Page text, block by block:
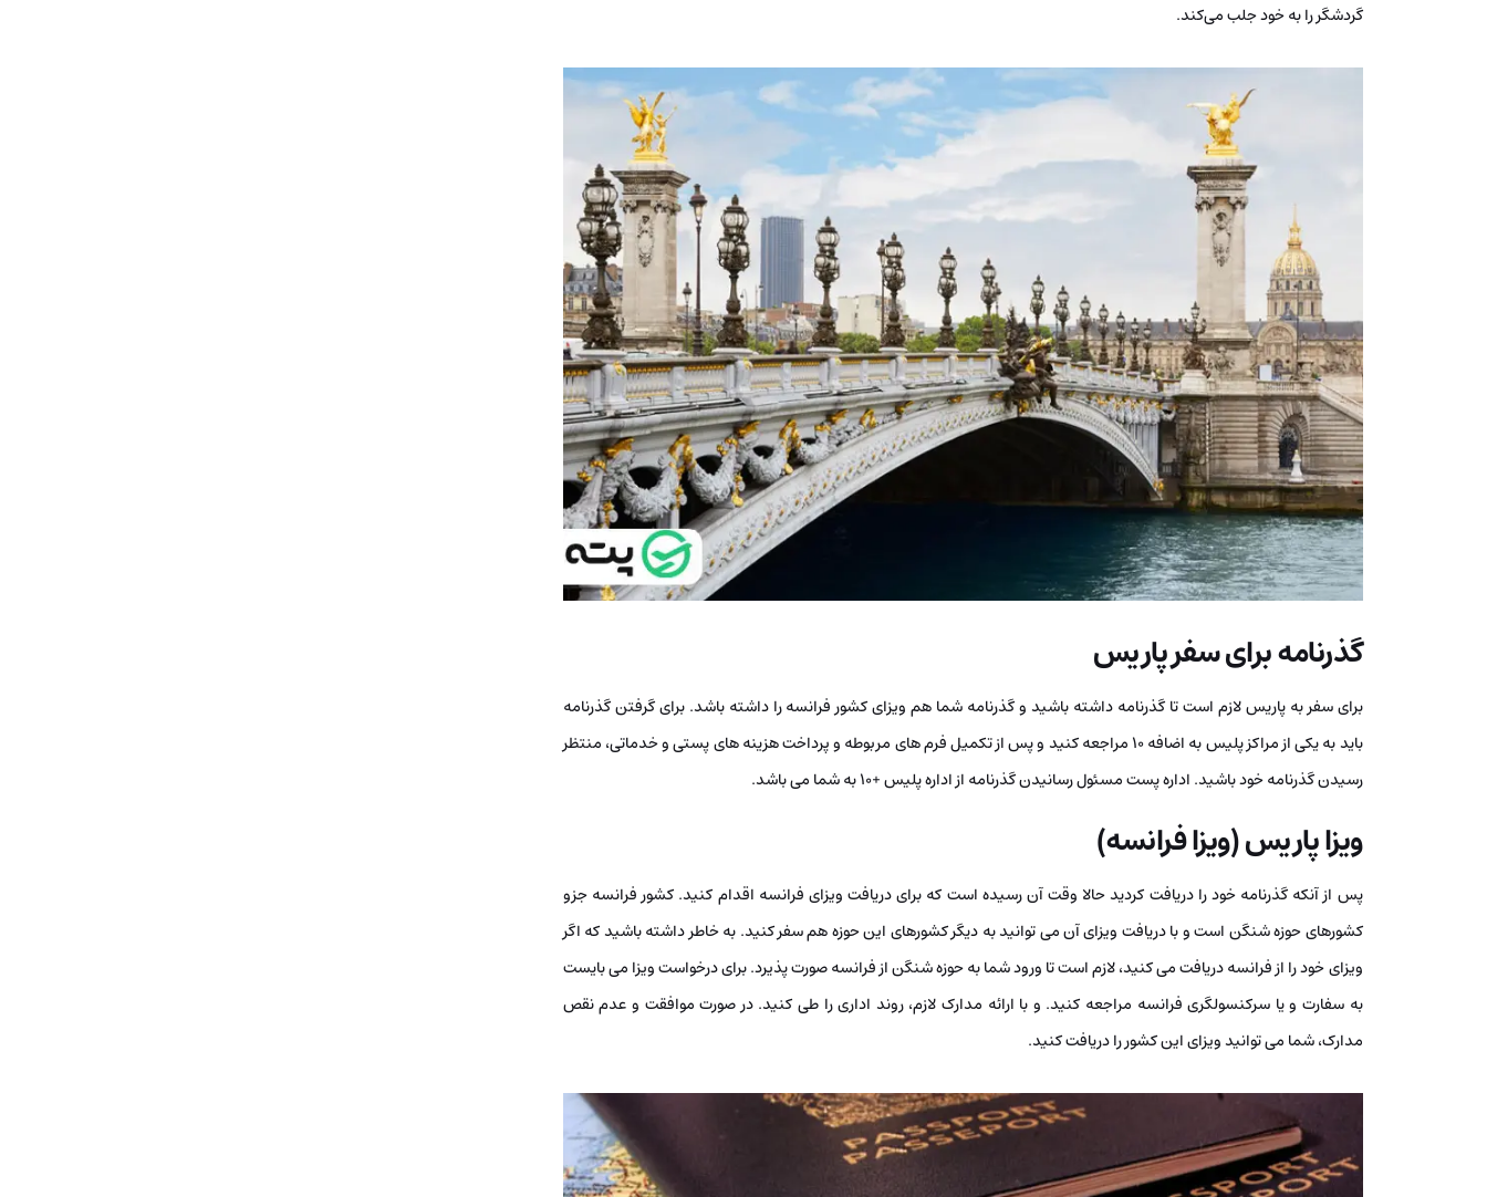
گردشگر را به خود جلب می‌کند.
گذرنامه برای سفر پاریس
برای سفر به پاریس لازم است تا گذرنامه داشته باشید و گذرنامه شما هم ویزای کشور فرانسه را داشته باشد. برای گرفتن گذرنامه
باید به یکی از مراکز پلیس به اضافه 10 مراجعه کنید و پس از تکمیل فرم های مربوطه و پرداخت هزینه های پستی و خدماتی، منتظر
رسیدن گذرنامه خود باشید. اداره پست مسئول رسانیدن گذرنامه از اداره پلیس +10 به شما می باشد.
ویزا پاریس (ویزا فرانسه)
پس از آنکه گذرنامه خود را دریافت کردید حالا وقت آن رسیده است که برای دریافت ویزای فرانسه اقدام کنید. کشور فرانسه جزو
کشورهای حوزه شنگن است و با دریافت ویزای آن می توانید به دیگر کشورهای این حوزه هم سفر کنید. به خاطر داشته باشید که اگر
ویزای خود را از فرانسه دریافت می کنید، لازم است تا ورود شما به حوزه شنگن از فرانسه صورت پذیرد. برای درخواست ویزا می بایست
به سفارت و یا سرکنسولگری فرانسه مراجعه کنید. و با ارائه مدارک لازم، روند اداری را طی کنید. در صورت موافقت و عدم نقص
مدارک، شما می توانید ویزای این کشور را دریافت کنید.